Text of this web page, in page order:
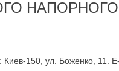
150, ул. Боженко, 11.